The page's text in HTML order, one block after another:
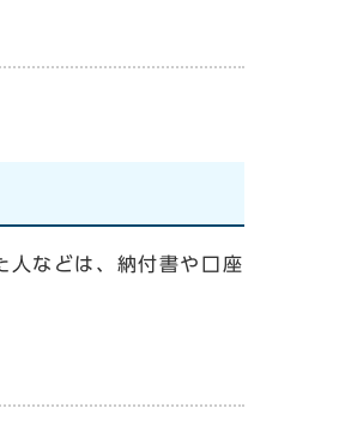
などは、納付書や口座